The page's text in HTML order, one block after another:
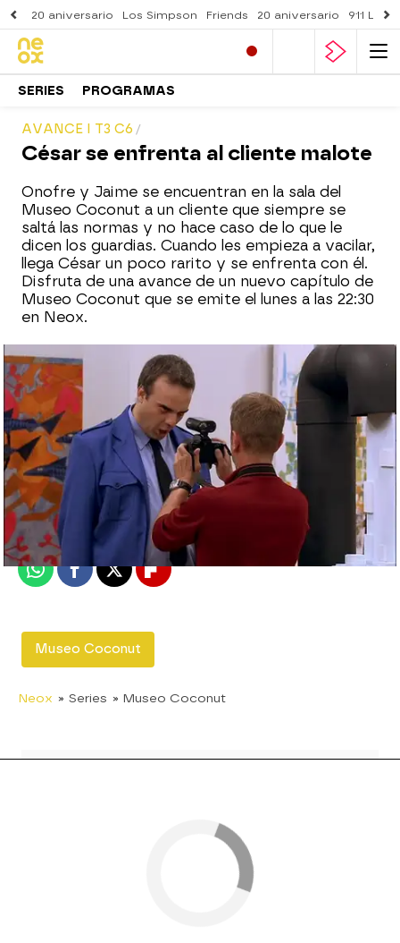
20 aniversario Los Simpson Friends 20 aniversario 911
SERIES PROGRAMAS
AVANCE I T3 C6
César se enfrenta al cliente malote
Onofre y Jaime se encuentran en la sala del
Museo Coconut a un cliente que siempre se
saltá las normas y no hace caso de lo que le
dicen los guardias. Cuando les empieza a vacilar,
llega César un poco rarito y se enfrenta con él.
Disfruta de una avance de un nuevo capítulo de
Museo Coconut que se emite el lunes a las 22:30
en Neox.
neox
Madrid
Publicado:17 de enero de 2014, 11:17
WhatsappFacebook
X Flipboard
Museo Coconut
Neox » Series » Museo Coconut